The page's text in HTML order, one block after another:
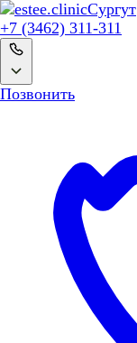
Сургут
+7 (3462) 311-311
Позвонить